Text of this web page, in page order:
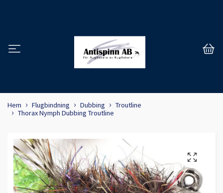
Hem Flugbindning Dubbing
Troutline
Thorax Nymph Dubbing Troutline